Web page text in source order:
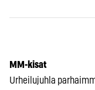
MM-kisat
Urheilujuhla